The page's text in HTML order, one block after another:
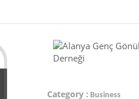
Category : Business